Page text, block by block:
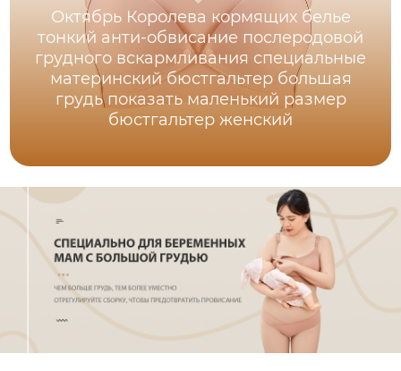
Октябрь Королева кормящих белье
тонкий анти-обвисание послеродовой
грудного вскармливания специальные
материнский бюстгальтер большая
грудь показать маленький размер
бюстгальтер женский